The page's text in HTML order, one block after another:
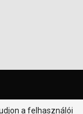
a felhasználói